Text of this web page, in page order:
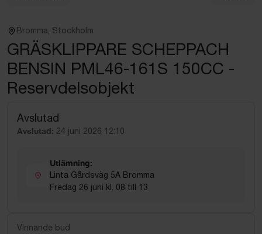
Bromma, Stockholm
GRÄSKLIPPARE SCHEPPACH
BENSIN PML46-161S 150CC -
Reservdelsobjekt
Avslutad
Avslutad: 24 juni 2026 12:10
Utlämning:
Linta Gårdsväg 5A Bromma
Fredag 26 juni kl. 08 till 13
Vinnande bud